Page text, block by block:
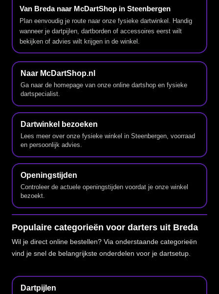
Van Breda naar McDartShop in Steenbergen
Plan eenvoudig je route naar onze fysieke dartwinkel. Handig
wanneer je dartpijlen, dartborden of accessoires eerst wilt
bekijken of advies wilt krijgen in de winkel.
Naar McDartShop.nl
Ga naar de homepage van onze online dartshop en fysieke
dartspecialist.
Dartwinkel bezoeken
Lees meer over onze fysieke winkel in Steenbergen, voorraad
en persoonlijk advies.
Openingstijden
Controleer de actuele openingstijden voordat je onze winkel
bezoekt.
Populaire categorieën voor darters uit Breda
Wil je direct online bestellen? Via onderstaande categorieën
vind je snel de belangrijkste onderdelen voor je dartsetup.
Dartpijlen